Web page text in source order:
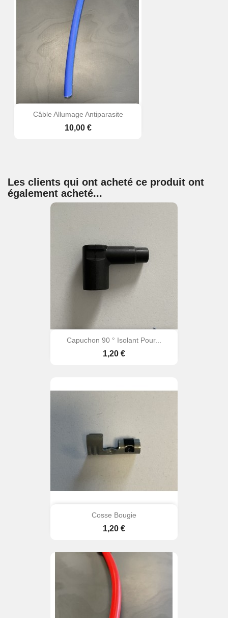
Câble Allumage Antiparasite
Prix
10,00 €
Les clients qui ont acheté ce produit ont
également acheté...
Capuchon 90 ° Isolant Pour...
Prix
1,20 €
Cosse Bougie
Prix
1,20 €